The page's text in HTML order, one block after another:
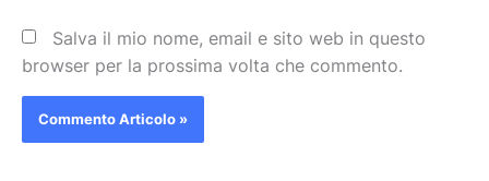
Salva il mio nome, email e sito web in questo
browser per la prossima volta che commento.